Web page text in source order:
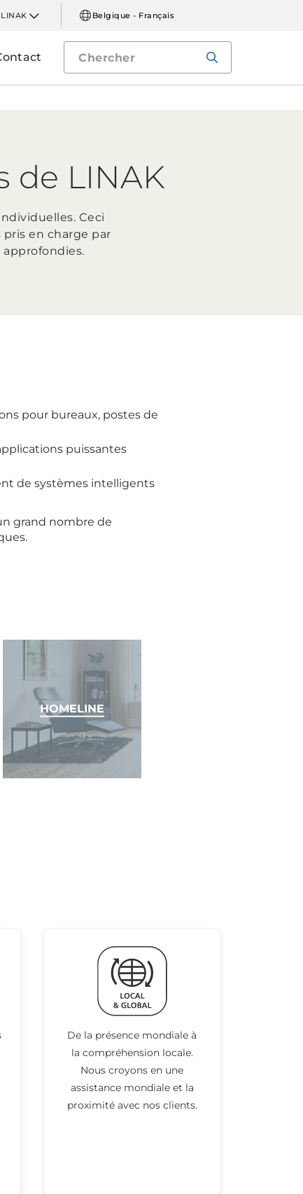
Belgique - Français
de LINAK
Ceci
en charge par
pour bureaux, postes de
puissantes
de systèmes intelligents
grand nombre de
HOMELINE
De la présence mondiale à
la compréhension locale.
Nous croyons en une
assistance mondiale et la
proximité avec nos clients.